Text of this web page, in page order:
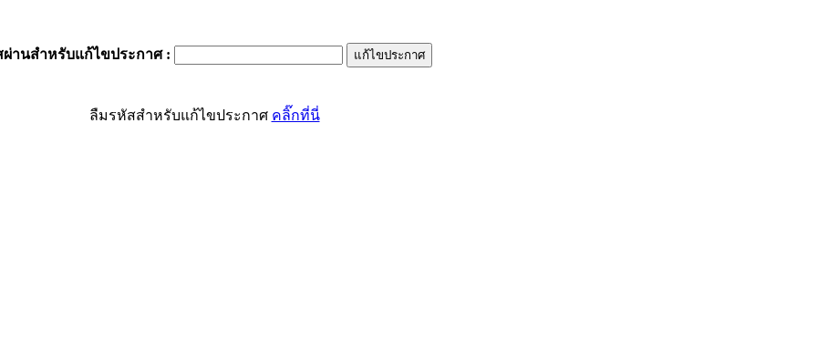
ผ่านสำหรับแก้ไขประกาศ:
ลืมรหัสสำหรับแก้ไขประกาศ คลิ๊กที่นี่